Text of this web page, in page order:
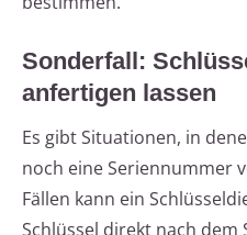
Sonderfall:
anfertigen lassen
Es gibt Situationen, in
noch eine Seriennummer
Fällen kann ein
Schlüssel direkt nach dem